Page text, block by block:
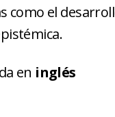
como el
en inglés